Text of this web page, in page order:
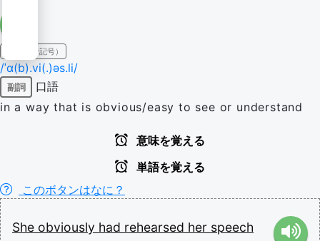
IPA（発音記号）
/ˈɑ(b).vi(.)əs.li/
副詞
口語
in a way that is obvious/easy to see or understand
意味を覚える
単語を覚える
このボタンはなに？
She obviously had rehearsed her speech